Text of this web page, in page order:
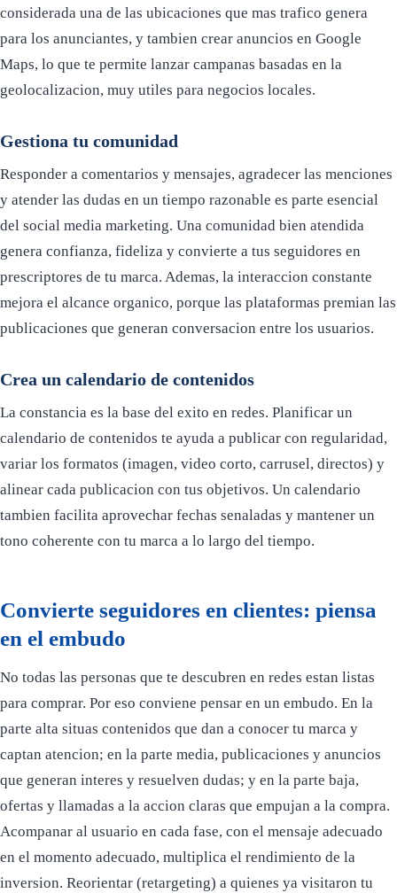
considerada una de las ubicaciones que mas trafico genera
para los anunciantes, y tambien crear anuncios en Google
Maps, lo que te permite lanzar campanas basadas en la
geolocalizacion, muy utiles para negocios locales.
Gestiona tu comunidad
Responder a comentarios y mensajes, agradecer las menciones
y atender las dudas en un tiempo razonable es parte esencial
del social media marketing. Una comunidad bien atendida
genera confianza, fideliza y convierte a tus seguidores en
prescriptores de tu marca. Ademas, la interaccion constante
mejora el alcance organico, porque las plataformas premian las
publicaciones que generan conversacion entre los usuarios.
Crea un calendario de contenidos
La constancia es la base del exito en redes. Planificar un
calendario de contenidos te ayuda a publicar con regularidad,
variar los formatos (imagen, video corto, carrusel, directos) y
alinear cada publicacion con tus objetivos. Un calendario
tambien facilita aprovechar fechas senaladas y mantener un
tono coherente con tu marca a lo largo del tiempo.
Convierte seguidores en clientes: piensa
en el embudo
No todas las personas que te descubren en redes estan listas
para comprar. Por eso conviene pensar en un embudo. En la
parte alta situas contenidos que dan a conocer tu marca y
captan atencion; en la parte media, publicaciones y anuncios
que generan interes y resuelven dudas; y en la parte baja,
ofertas y llamadas a la accion claras que empujan a la compra.
Acompanar al usuario en cada fase, con el mensaje adecuado
en el momento adecuado, multiplica el rendimiento de la
inversion. Reorientar (retargeting) a quienes ya visitaron tu